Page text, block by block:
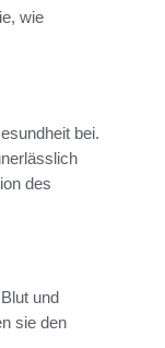
wie
bei.
des
und
sie den